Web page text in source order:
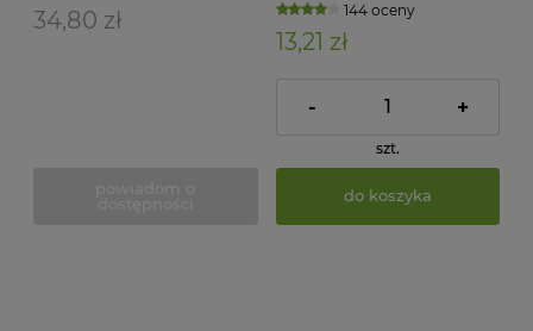
34,80 zł 144 oceny
13,21 zł
- +
szt.
do koszyka